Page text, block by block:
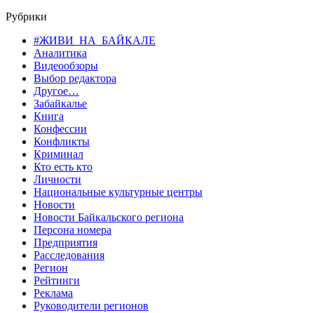
Рубрики
#ЖИВИ_НА_БАЙКАЛЕ
Аналитика
Видеообзоры
Выбор редактора
Другое…
Забайкалье
Книга
Конфессии
Конфликты
Криминал
Кто есть кто
Личности
Национальные культурные центры
Новости
Новости Байкальского региона
Персона номера
Предприятия
Расследования
Регион
Рейтинги
Реклама
Руководители регионов